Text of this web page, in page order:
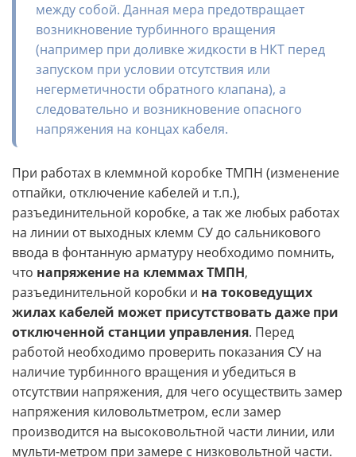
между собой. Данная мера предотвращает
возникновение турбинного вращения
(например при доливке жидкости в НКТ перед
запуском при условии отсутствия или
негерметичности обратного клапана), а
следовательно и возникновение опасного
напряжения на концах кабеля.
При работах в клеммной коробке ТМПН (изменение
отпайки, отключение кабелей и т.п.),
разъединительной коробке, а так же любых работах
на линии от выходных клемм СУ до сальникового
ввода в фонтанную арматуру необходимо помнить,
что напряжение на клеммах ТМПН,
разъединительной коробки и на токоведущих
жилах кабелей может присутствовать даже при
отключенной станции управления. Перед
работой необходимо проверить показания СУ на
наличие турбинного вращения и убедиться в
отсутствии напряжения, для чего осуществить замер
напряжения киловольтметром, если замер
производится на высоковольтной части линии, или
мульти-метром при замере с низковольтной части.